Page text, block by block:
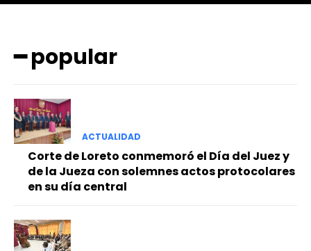
━ Planes
━ popular
ACTUALIDAD
Corte de Loreto conmemoró el Día del Juez y
de la Jueza con solemnes actos protocolares
en su día central